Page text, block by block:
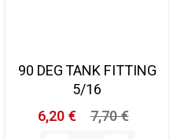
90 DEG TANK FITTING
5/16
6,20 €
7,70 €